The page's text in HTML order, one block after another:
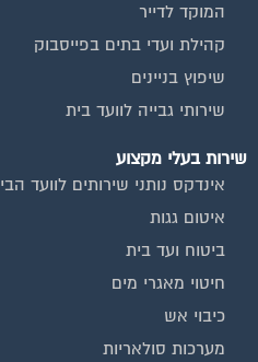
המוקד לדייר
קהילת ועדי בתים בפייסבוק
שיפוץ בניינים
שירותי גבייה לוועד בית
שירות בעלי מקצוע
אינדקס נותני שירותים לוועד הבית
איטום גגות
ביטוח ועד בית
חיטוי מאגרי מים
כיבוי אש
מערכות סולאריות